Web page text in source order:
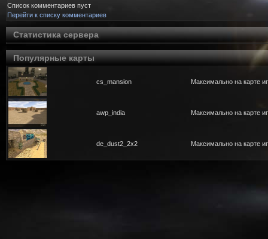
Список комментариев пуст
Перейти к списку комментариев
Статистика сервера
Популярные карты
cs_mansion Максимально на карте
awp_india Максимально на карте
de_dust2_2x2 Максимально на карте